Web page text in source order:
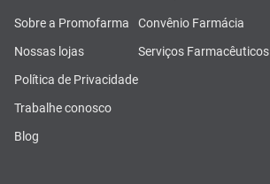
Sobre a Promofarma
Nossas lojas
Política de Privacidade
Trabalhe conosco
Blog
Convênio Farmácia
Serviços Farmacêuticos